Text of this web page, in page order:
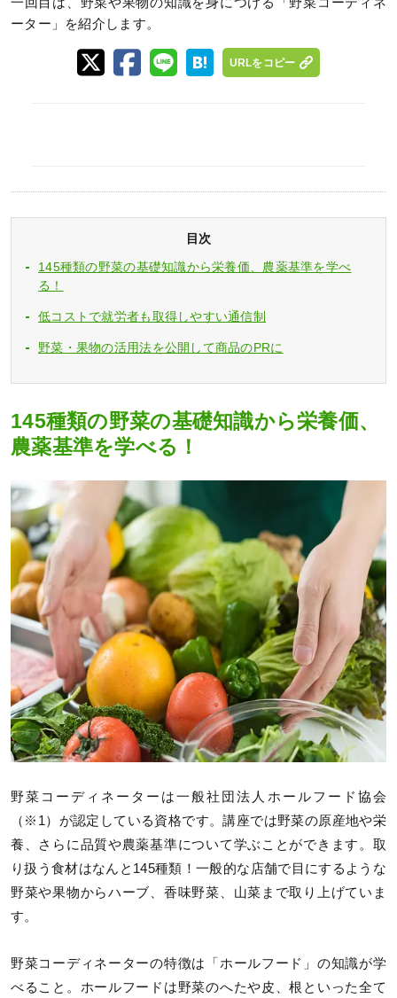
ーター」を紹介します。
URLをコピー
目次
145種類の野菜の基礎知識から栄養価、農薬基準を学べ
る！
低コストで就労者も取得しやすい通信制
野菜・果物の活用法を公開して商品のPRに
145種類の野菜の基礎知識から栄養価、
農薬基準を学べる！
野菜コーディネーターは一般社団法人ホールフード協会
（※1）が認定している資格です。講座では野菜の原産地や栄
養、さらに品質や農薬基準について学ぶことができます。取
り扱う食材はなんと145種類！一般的な店舗で目にするような
野菜や果物からハーブ、香味野菜、山菜まで取り上げていま
す。
野菜コーディネーターの特徴は「ホールフード」の知識が学
べること。ホールフードは野菜のへたや皮、根といった全て